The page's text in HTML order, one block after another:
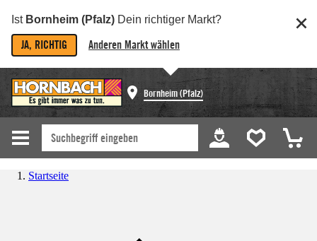
Ist Bornheim (Pfalz) Dein richtiger Markt?
JA, RICHTIG Anderen Markt wählen
Bornheim (Pfalz)
Startseite